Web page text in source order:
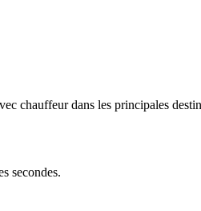
chauffeur dans les principales
secondes.